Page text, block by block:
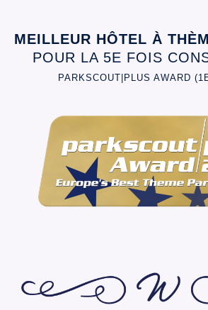
MEILLEUR HÔTEL À
POUR LA 5E FOIS
PARKSCOUT|PLUS AWARD